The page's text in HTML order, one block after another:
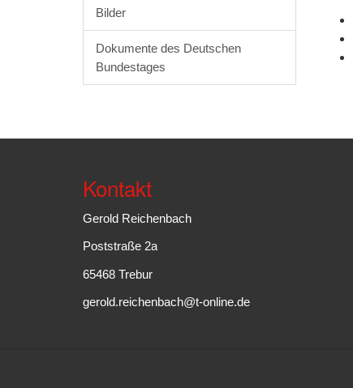
Bilder
Dokumente des Deutschen
Bundestages
Kontakt
Gerold Reichenbach
Poststraße 2a
65468 Trebur
gerold.reichenbach@t-online.de